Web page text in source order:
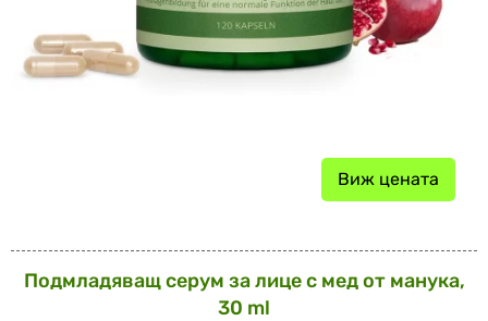
Виж цената
Подмладяващ серум за лице с мед от манука,
30 ml